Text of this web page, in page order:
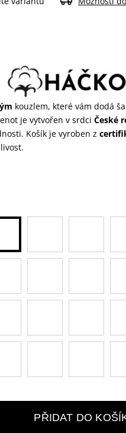
kouzlem, které vám dodá
je vytvořen v srdciČeské
Košík je vyroben z
PŘIDAT DO